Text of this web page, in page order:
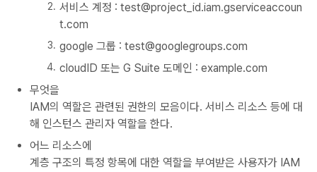
서비스 계정 : test@project_id.iam.gserviceaccoun
t.com
google 그룹 : test@googlegroups.com
cloudID 또는 G Suite 도메인 : example.com
무엇을
IAM의 역할은 관련된 권한의 모음이다. 서비스 리소스 등에 대
해 인스턴스 관리자 역할을 한다.
어느 리소스에
계층 구조의 특정 항목에 대한 역할을 부여받은 사용자가 IAM